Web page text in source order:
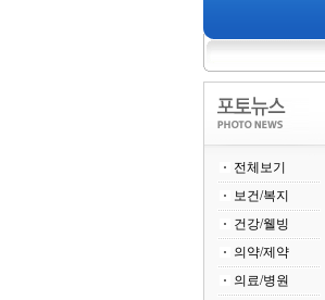
전체보기
보건/복지
건강/웰빙
의약/제약
의료/병원